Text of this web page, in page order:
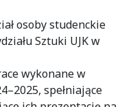
osoby studenckie
Sztuki UJK w
wykonane w
spełniające